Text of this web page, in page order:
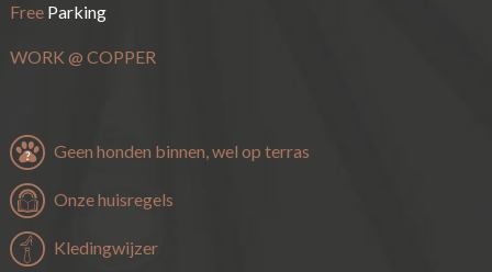
FreeParking
WORK @ COPPER
Geen honden binnen, wel op terras
Onze huisregels
Kledingwijzer